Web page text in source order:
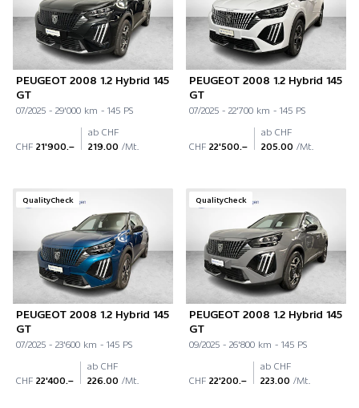
PEUGEOT 2008 1.2 Hybrid 145
GT
07/2025 - 29'000 km - 145 PS
CHF 21'900.–
ab CHF
219.00 /Mt.
PEUGEOT 2008 1.2 Hybrid 145
GT
07/2025 - 22'700 km - 145 PS
CHF 22'500.–
ab CHF
205.00 /Mt.
QualityCheck
PEUGEOT 2008 1.2 Hybrid 145
GT
07/2025 - 23'600 km - 145 PS
CHF 22'400.–
ab CHF
226.00 /Mt.
QualityCheck
PEUGEOT 2008 1.2 Hybrid 145
GT
09/2025 - 26'800 km - 145 PS
CHF 22'200.–
ab CHF
223.00 /Mt.